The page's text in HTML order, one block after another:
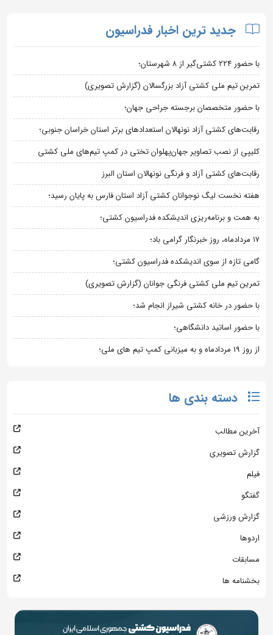
جدید ترین اخبار فدراسیون
با حضور ۲۲۴ کشتی‌گیر از ۸ شهرستان؛
تمرین تیم ملی کشتی آزاد بزرگسالان (گزارش تصویری)
با حضور متخصصان برجسته جراحی جهان؛
رقابت‌های کشتی آزاد نونهالان استعدادهای برتر استان خراسان جنوبی؛
کلیپی از نصب تصاویر جهان‌پهلوان تختی در کمپ تیم‌های ملی کشتی
رقابت‌های کشتی آزاد و فرنگی نونهالان استان البرز
هفته نخست لیگ نوجوانان کشتی آزاد استان فارس به پایان رسید؛
به همت و برنامه‌ریزی اندیشکده فدراسیون کشتی؛
۱۷ مردادماه، روز خبرنگار گرامی باد؛
گامی تازه از سوی اندیشکده فدراسیون کشتی؛
تمرین تیم ملی کشتی فرنگی جوانان (گزارش تصویری)
با حضور در خانه کشتی شیراز انجام شد؛
با حضور اساتید دانشگاهی؛
از روز 19 مردادماه و به میزبانی کمپ تیم های ملی؛
دسته بندی ها
آخرین مطالب
گزارش تصویری
فیلم
گفتگو
گزارش ورزشی
اردوها
مسابقات
بخشنامه ها